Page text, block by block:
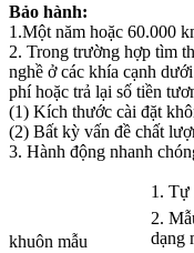
Bảo hành:
1.Một năm hoặc 60.000
2. Trong trường hợp tìm
nghề ở các khía cạnh
phí hoặc trả lại số tiền
(1) Kích thước cài đặt
(2) Bất kỳ vấn đề chất
3. Hành động nhanh
khuôn mẫu
1. Tự
2.
dạng